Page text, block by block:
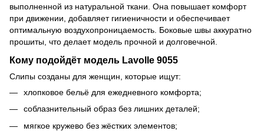
выполненной из натуральной ткани. Она повышает комфорт
при движении, добавляет гигиеничности и обеспечивает
оптимальную воздухопроницаемость. Боковые швы аккуратно
прошиты, что делает модель прочной и долговечной.
Кому подойдёт модель Lavolle 9055
Слипы созданы для женщин, которые ищут:
хлопковое бельё для ежедневного комфорта;
соблазнительный образ без лишних деталей;
мягкое кружево без жёстких элементов;